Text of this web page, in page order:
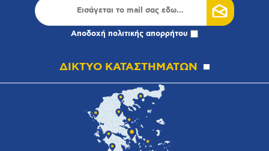
Αποδοχή πολιτικής απορρήτου
ΔΙΚΤΥΟ ΚΑΤΑΣΤΗΜΑΤΩΝ